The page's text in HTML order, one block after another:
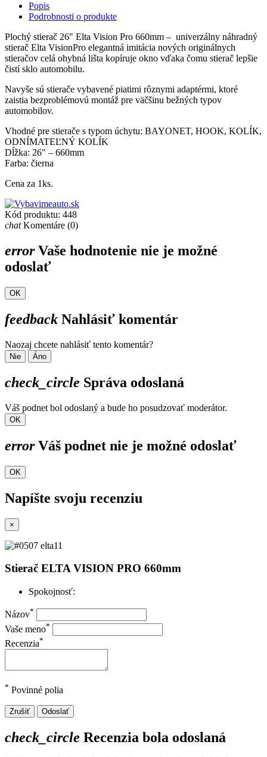
Popis
Podrobnosti o produkte
Plochý stierač 26" Elta Vision Pro 660mm – univerzálny náhradný
stierač Elta VisionPro elegantná imitácia nových originálnych
stieračov celá ohybná lišta kopíruje okno vďaka čomu stierač lepšie
čistí sklo automobilu.
Navyše sú stierače vybavené piatimi rôznymi adaptérmi, ktoré
zaistia bezproblémovú montáž pre väčšinu bežných typov
automobilov.
Vhodné pre stierače s typom úchytu: BAYONET, HOOK, KOLÍK,
ODNÍMATEĽNÝ KOLÍK
Dĺžka: 26" – 660mm
Farba: čierna
Cena za 1ks.
Kód produktu: 448
chatKomentáre (0)
errorVaše hodnotenie nie je možné
odoslať
OK
feedback Nahlásiť komentár
Naozaj chcete nahlásiť tento komentár?
Nie Áno
check_circle Správa odoslaná
Váš podnet bol odoslaný a bude ho posudzovať moderátor.
OK
errorVáš podnet nie je možné odoslať
OK
Napíšte svoju recenziu
×
Stierač ELTA VISION PRO 660mm
Spokojnosť:
Názov*
Vaše meno*
Recenzia*
* Povinné polia
Zrušiť Odoslať
check_circle Recenzia bola odoslaná